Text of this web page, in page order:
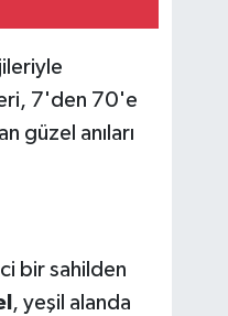
7'den 70'e
güzel anıları
bir sahilden
, yeşil alanda